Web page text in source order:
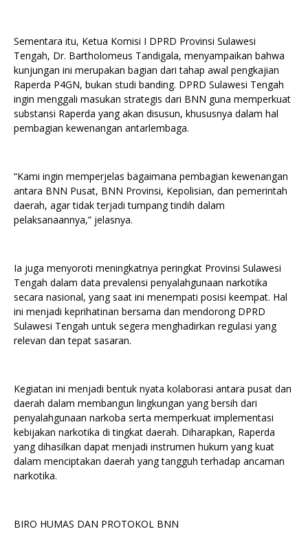
Sementara itu, Ketua Komisi I DPRD Provinsi Sulawesi
Tengah, Dr. Bartholomeus Tandigala, menyampaikan bahwa
kunjungan ini merupakan bagian dari tahap awal pengkajian
Raperda P4GN, bukan studi banding. DPRD Sulawesi Tengah
ingin menggali masukan strategis dari BNN guna memperkuat
substansi Raperda yang akan disusun, khususnya dalam hal
pembagian kewenangan antarlembaga.
“Kami ingin memperjelas bagaimana pembagian kewenangan
antara BNN Pusat, BNN Provinsi, Kepolisian, dan pemerintah
daerah, agar tidak terjadi tumpang tindih dalam
pelaksanaannya,” jelasnya.
Ia juga menyoroti meningkatnya peringkat Provinsi Sulawesi
Tengah dalam data prevalensi penyalahgunaan narkotika
secara nasional, yang saat ini menempati posisi keempat. Hal
ini menjadi keprihatinan bersama dan mendorong DPRD
Sulawesi Tengah untuk segera menghadirkan regulasi yang
relevan dan tepat sasaran.
Kegiatan ini menjadi bentuk nyata kolaborasi antara pusat dan
daerah dalam membangun lingkungan yang bersih dari
penyalahgunaan narkoba serta memperkuat implementasi
kebijakan narkotika di tingkat daerah. Diharapkan, Raperda
yang dihasilkan dapat menjadi instrumen hukum yang kuat
dalam menciptakan daerah yang tangguh terhadap ancaman
narkotika.
BIRO HUMAS DAN PROTOKOL BNN